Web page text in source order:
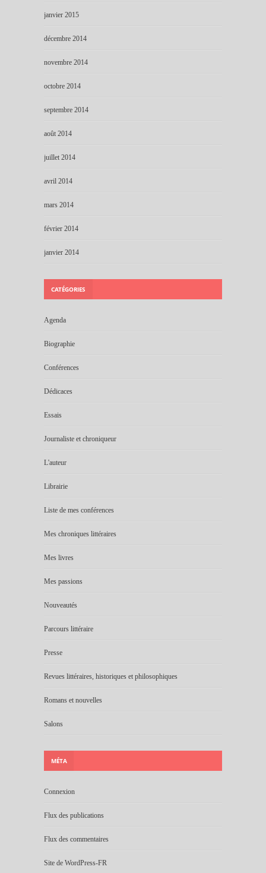
janvier 2015
décembre 2014
novembre 2014
octobre 2014
septembre 2014
août 2014
juillet 2014
avril 2014
mars 2014
février 2014
janvier 2014
CATÉGORIES
Agenda
Biographie
Conférences
Dédicaces
Essais
Journaliste et chroniqueur
L'auteur
Librairie
Liste de mes conférences
Mes chroniques littéraires
Mes livres
Mes passions
Nouveautés
Parcours littéraire
Presse
Revues littéraires, historiques et philosophiques
Romans et nouvelles
Salons
MÉTA
Connexion
Flux des publications
Flux des commentaires
Site de WordPress-FR